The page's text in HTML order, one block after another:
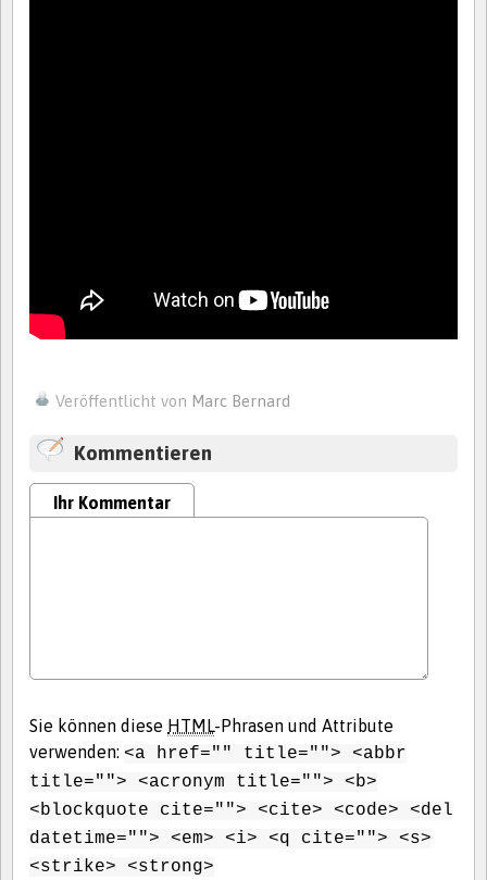
Veröffentlicht von Marc Bernard
Kommentieren
Ihr Kommentar
Sie können diese HTML-Phrasen und Attribute
verwenden: <a href="" title=""> <abbr
title=""> <acronym title=""> <b>
<blockquote cite=""> <cite> <code> <del
datetime=""> <em> <i> <q cite=""> <s>
<strike> <strong>